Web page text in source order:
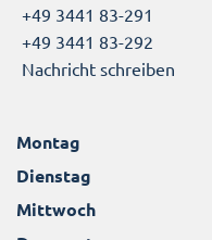
+49 3441 83-291
+49 3441 83-292
Nachricht schreiben
Montag
Dienstag
Mittwoch